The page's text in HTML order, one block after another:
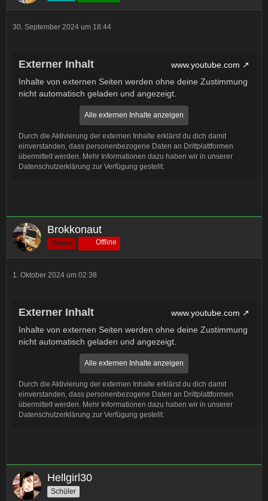
30. September 2024 um 18:44
Externer Inhalt
www.youtube.com
Inhalte von externen Seiten werden ohne deine Zustimmung
nicht automatisch geladen und angezeigt.
Alle externen Inhalte anzeigen
Durch die Aktivierung der externen Inhalte erklärst du dich damit
einverstanden, dass personenbezogene Daten an Drittplattformen
übermittelt werden. Mehr Informationen dazu haben wir in unserer
Datenschutzerklärung zur Verfügung gestellt.
Brokkonaut
Owner Offline
1. Oktober 2024 um 02:38
Externer Inhalt
www.youtube.com
Inhalte von externen Seiten werden ohne deine Zustimmung
nicht automatisch geladen und angezeigt.
Alle externen Inhalte anzeigen
Durch die Aktivierung der externen Inhalte erklärst du dich damit
einverstanden, dass personenbezogene Daten an Drittplattformen
übermittelt werden. Mehr Informationen dazu haben wir in unserer
Datenschutzerklärung zur Verfügung gestellt.
Hellgirl30
Schüler